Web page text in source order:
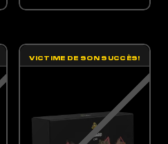
LA PAGE DU PRODUIT
VICTIME DE SON SUCCÈS!
OPTIONS PEUVENT ÊTRE CHOISIES SUR LA